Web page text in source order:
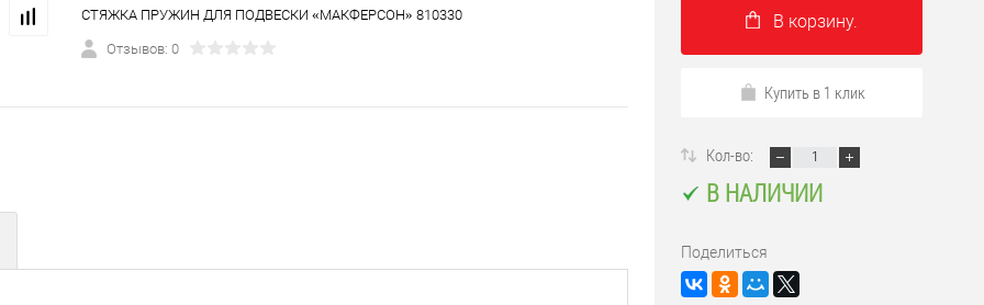
СТЯЖКА ПРУЖИН ДЛЯ ПОДВЕСКИ «МАКФЕРСОН» 810330
Отзывов: 0
В корзину.
Купить в 1 клик
Кол-во:
В НАЛИЧИИ
Поделиться